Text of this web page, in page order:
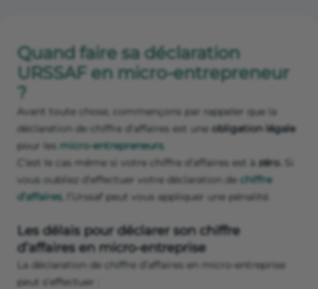
Quand faire sa déclaration
URSSAF en micro-entrepreneur
?
Avant toute chose, commençons par rappeler que la
déclaration de chiffre d’affaires est une obligation légale
pour les micro-entrepreneurs.
C’est le cas même si votre chiffre d’affaires est à zéro.
vous oubliez d’effectuer votre déclaration de chiffre
d’affaires, l’Urssaf peut vous appliquer une pénalité.
Les délais pour déclarer son chiffre
d’affaires en micro-entreprise
La déclaration de chiffre d’affaires en micro-entreprise
peut s’effectuer :